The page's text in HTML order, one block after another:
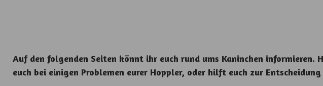
Auf den folgenden Seiten könnt ihr euch rund ums Kaninchen
euch bei einigen Problemen eurer Hoppler, oder hilft euch zur